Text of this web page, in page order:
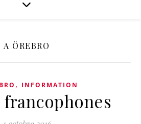
A ÖREBRO
, INFORMATION
francophones